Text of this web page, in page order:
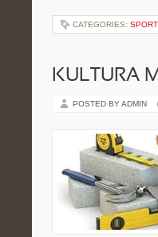
CATEGORIES:
KULTURA
POSTED BY ADMIN